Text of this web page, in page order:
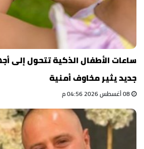
ساعات الأطفال الذكية تتحول إلى
جديد يثير مخاوف أمنية